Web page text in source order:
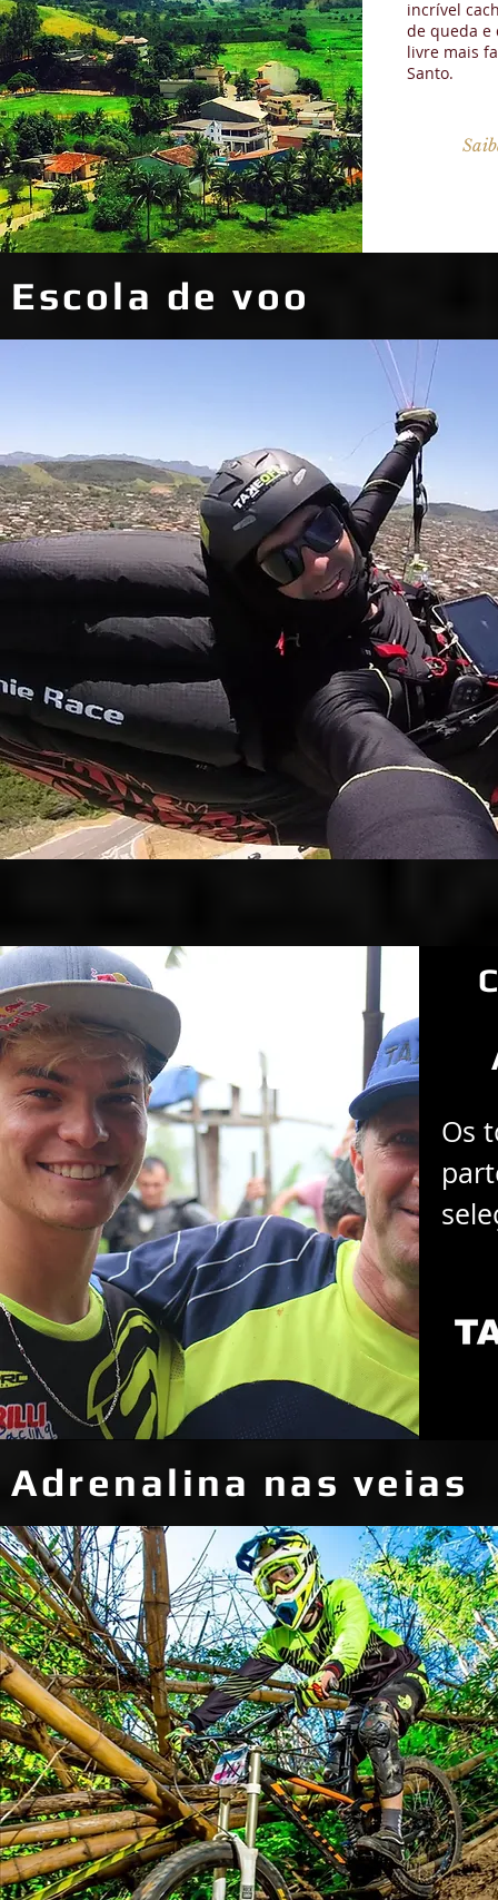
incrível
de queda e
livre mais
Santo.
Escola de voo
Os
Adrenalina nas veias